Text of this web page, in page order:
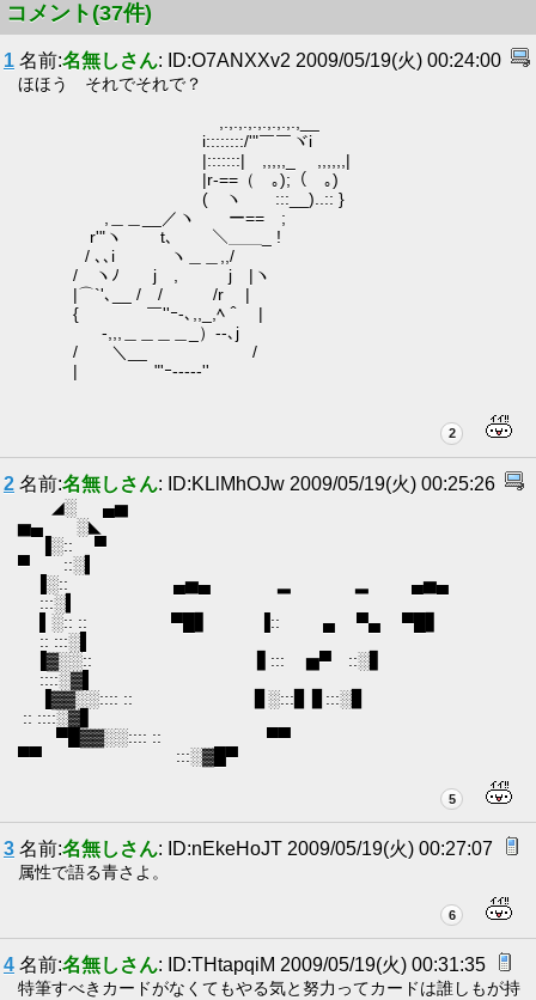
コメント(37件)
1 名前:名無しさん: ID:O7ANXXv2 2009/05/19(火) 00:24:00
ほほう それでそれで？
,.,.,.,.,.,.,.,.,__
i::::::::/'"￣￣ヾi
|:::::::| ,,,,,_ ,,,,,,|
|r-==（ ｡);（ ｡)
( ヽ :::__)..:: }
,＿＿__／ヽ ー== ;
r'"ヽ t､ ＼＿＿_ !
/ ､､i ヽ＿＿,,/
/ ヽﾉ j , j |ヽ
|⌒`'､__ / / /r |
{ ￣''ｰ-､,,_,ﾍ＾ |
ゝ-,,,＿＿＿＿_）--､j
/ ＼__ /
| "'ｰ‐‐---''
2
2 名前:名無しさん: ID:KLlMhOJw 2009/05/19(火) 00:25:26
◢░ ▄▅
▅▄ ░◣
▐░:: ▀
▀ ::░▍
▐░:: ▄▅▄ ▂ ▂ ▄▅▄
:::░▍
▌░:: :: ▀█▋ ▐:: ▄ ▀▄ ▀█▋
:: :::░▌
▐▓░░:: ▋::: ▅▀ ::░▋
::::░▓▌
▐▓▓░░:::: :: ▊░:::▊ ▊:::░▊
:: ::::░▓▋
▀█▓▓░░:::: :: ▀▀
▀▀ :::░▓█▀
5
3 名前:名無しさん: ID:nEkeHoJT 2009/05/19(火) 00:27:07
属性で語る青さよ。
6
4 名前:名無しさん: ID:THtapqiM 2009/05/19(火) 00:31:35
特筆すべきカードがなくてもやる気と努力ってカードは誰しもが持